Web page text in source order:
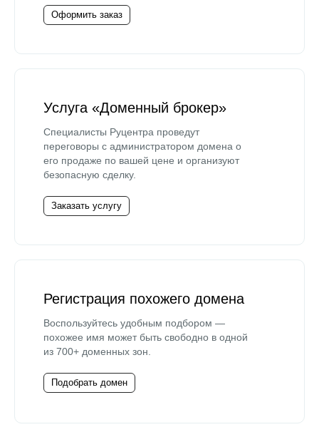
Оформить заказ
Услуга «Доменный брокер»
Специалисты Руцентра проведут
переговоры с администратором домена о
его продаже по вашей цене и организуют
безопасную сделку.
Заказать услугу
Регистрация похожего домена
Воспользуйтесь удобным подбором —
похожее имя может быть свободно в одной
из 700+ доменных зон.
Подобрать домен